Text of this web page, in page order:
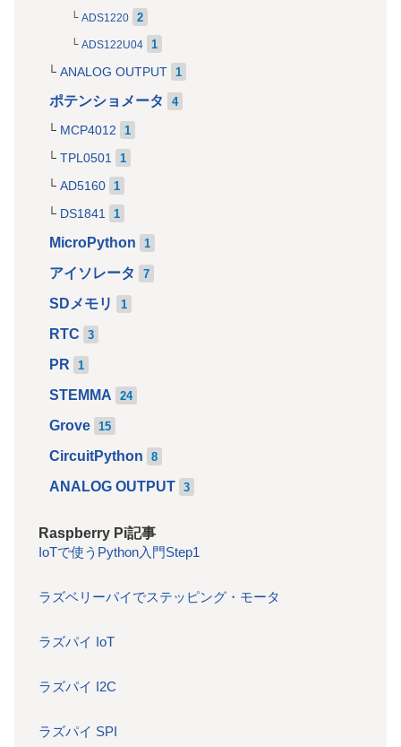
ADS1220 2
ADS122U04 1
ANALOG OUTPUT 1
ポテンショメータ 4
MCP4012 1
TPL0501 1
AD5160 1
DS1841 1
MicroPython 1
アイソレータ 7
SDメモリ 1
RTC 3
PR 1
STEMMA 24
Grove 15
CircuitPython 8
ANALOG OUTPUT 3
Raspberry Pi記事
IoTで使うPython入門Step1
ラズベリーパイでステッピング・モータ
ラズパイ IoT
ラズパイ I2C
ラズパイ SPI